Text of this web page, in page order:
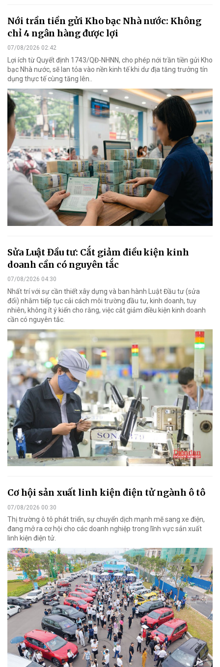
Nới trần tiền gửi Kho bạc Nhà nước: Không
chỉ 4 ngân hàng được lợi
07/08/2026 02:42
Lợi ích từ Quyết định 1743/QĐ-NHNN, cho phép nới trần tiền gửi Kho
bạc Nhà nước, sẽ lan tỏa vào nền kinh tế khi dư địa tăng trưởng tín
dụng thực tế cùng tăng lên..
Sửa Luật Đầu tư: Cắt giảm điều kiện kinh
doanh cần có nguyên tắc
07/08/2026 04:30
Nhất trí với sự cần thiết xây dựng và ban hành Luật Đầu tư (sửa
đổi) nhằm tiếp tục cải cách môi trường đầu tư, kinh doanh, tuy
nhiên, không ít ý kiến cho rằng, việc cắt giảm điều kiện kinh doanh
cần có nguyên tắc.
Cơ hội sản xuất linh kiện điện tử ngành ô tô
07/08/2026 00:30
Thị trường ô tô phát triển, sự chuyển dịch mạnh mẽ sang xe điện,
đang mở ra cơ hội cho các doanh nghiệp trong lĩnh vực sản xuất
linh kiện điện tử.